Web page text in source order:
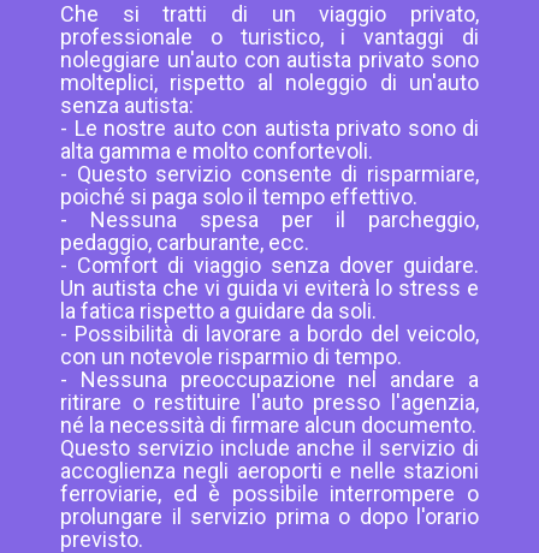
Che si tratti di un viaggio privato,
professionale o turistico, i vantaggi di
noleggiare un'auto con autista privato sono
molteplici, rispetto al noleggio di un'auto
senza autista:
- Le nostre auto con autista privato sono di
alta gamma e molto confortevoli.
- Questo servizio consente di risparmiare,
poiché si paga solo il tempo effettivo.
- Nessuna spesa per il parcheggio,
pedaggio, carburante, ecc.
- Comfort di viaggio senza dover guidare.
Un autista che vi guida vi eviterà lo stress e
la fatica rispetto a guidare da soli.
- Possibilità di lavorare a bordo del veicolo,
con un notevole risparmio di tempo.
- Nessuna preoccupazione nel andare a
ritirare o restituire l'auto presso l'agenzia,
né la necessità di firmare alcun documento.
Questo servizio include anche il servizio di
accoglienza negli aeroporti e nelle stazioni
ferroviarie, ed è possibile interrompere o
prolungare il servizio prima o dopo l'orario
previsto.